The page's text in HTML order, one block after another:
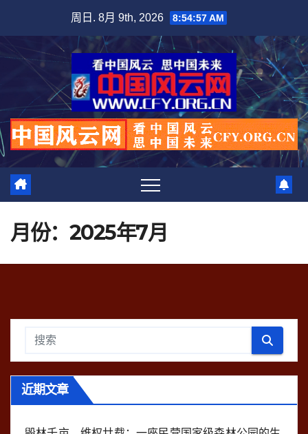
周日. 8月 9th, 2026 8:54:58 AM
月份：2025年7月
近期文章